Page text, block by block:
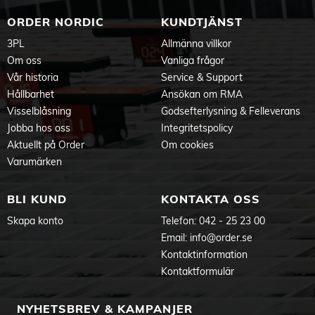
Specifikationer
Miljö
Driftsfuktighet: 5 % <H<95 % (ickekondenserande)
Extra funktion
Dimbar med Hue-app och strömbrytare: Ja
Garanti
2 år
Ljuskällan
Färgtemperatur: 1000K-20000K +16 miljoner färger
Energieffektivitetsklass: D
Diameter: 60 mm
Höjd: 112 mm
Lampteknologi: LED
Ljusflöde på 4 000 K: 1100 lm
Max. vilolägeseffekt: 0,10 W
ORDER NORDIC
3PL
Om oss
Vår historia
Hållbarhet
Visselblåsning
Jobba hos oss
Aktuellt på Order
Varumärken
KUNDTJÄNST
Allmänna villkor
Vanliga frågor
Service & Support
Ansökan om RMA
Godsefterlysning & Felleverans
Integritetspolicy
Om cookies
BLI KUND
Skapa konto
KONTAKTA OSS
Telefon: 042 - 25 23 00
Email: info@order.se
Kontaktinformation
Kontaktformulär
NYHETSBREV & KAMPANJER